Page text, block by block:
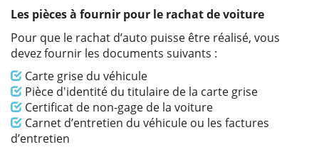
Les pièces à fournir pour le rachat de voiture
Pour que le rachat d’auto puisse être réalisé, vous
devez fournir les documents suivants :
Info
Carte grise du véhicule
Info
Pièce d'identité du titulaire de la carte grise
Info
Certificat de non-gage de la voiture
Info
Carnet d’entretien du véhicule ou les factures
d’entretien